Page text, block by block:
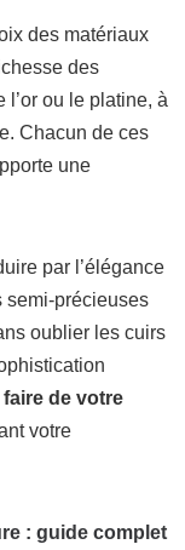
des matériaux
des
ou le platine, à
Chacun de ces
une
par l’élégance
semi-précieuses
oublier les cuirs
de votre
votre
: guide complet